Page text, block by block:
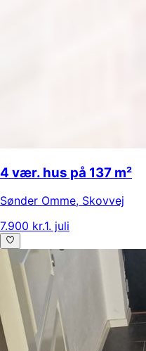
4 vær. hus på 137 m²
Sønder Omme, Skovvej
7.900 kr.1. juli